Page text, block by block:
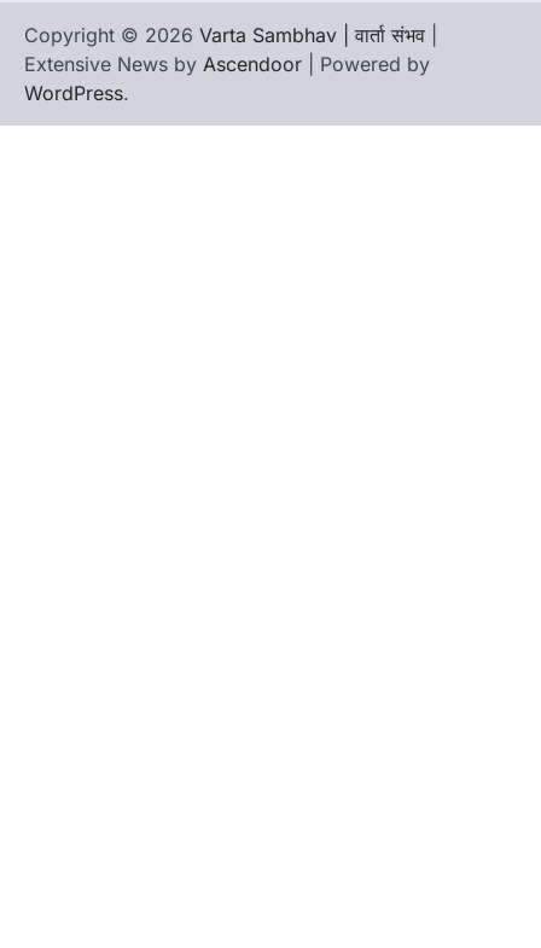
Copyright © 2026 Varta Sambhav | वार्ता संभव
Extensive News by Ascendoor | Powered by
WordPress.